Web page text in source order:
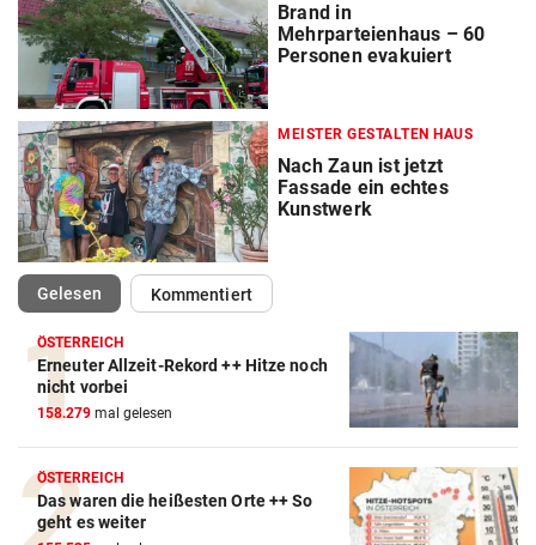
Brand in
Mehrparteienhaus – 60
Personen evakuiert
MEISTER GESTALTEN HAUS
Nach Zaun ist jetzt
Fassade ein echtes
Kunstwerk
Gelesen(ausgewählt)Kommentiert
ÖSTERREICH
Erneuter Allzeit-Rekord ++ Hitze noch
nicht vorbei
158.279 mal gelesen
ÖSTERREICH
Das waren die heißesten Orte ++ So
geht es weiter